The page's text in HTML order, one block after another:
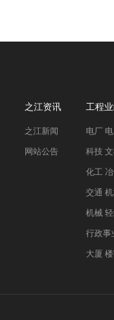
之江资讯
之江新闻
网站公告
工程
电厂
科技
化工
交通
机械
行政事
大厦